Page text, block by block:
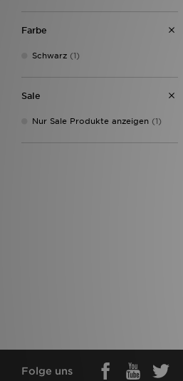
Farbe
Schwarz (1)
Sale
Nur Sale Produkte anzeigen (1)
Folge uns